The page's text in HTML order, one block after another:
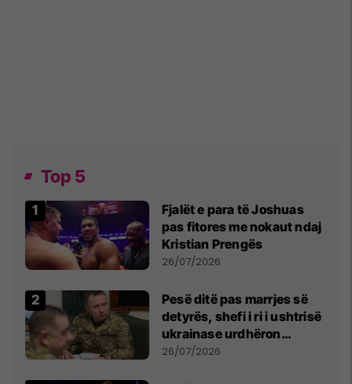
Top 5
Fjalët e para të Joshuas
pas fitores me nokaut ndaj
Kristian Prengës
26/07/2026
Pesë ditë pas marrjes së
detyrës, shefi i ri i ushtrisë
ukrainase urdhëron
kontroll të madh
26/07/2026